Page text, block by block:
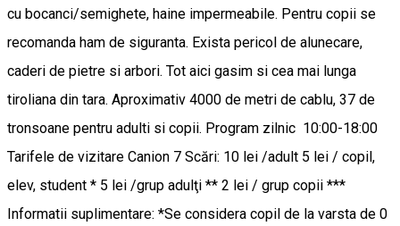
cu bocanci/semighete, haine impermeabile. Pentru copii se
recomanda ham de siguranta. Exista pericol de alunecare,
caderi de pietre si arbori. Tot aici gasim si cea mai lunga
tiroliana din tara. Aproximativ 4000 de metri de cablu, 37 de
tronsoane pentru adulti si copii. Program zilnic 10:00-18:00
Tarifele de vizitare Canion 7 Scări: 10 lei /adult 5 lei / copil,
elev, student * 5 lei /grup adulţi ** 2 lei / grup copii ***
Informatii suplimentare: *Se considera copil de la varsta de 0